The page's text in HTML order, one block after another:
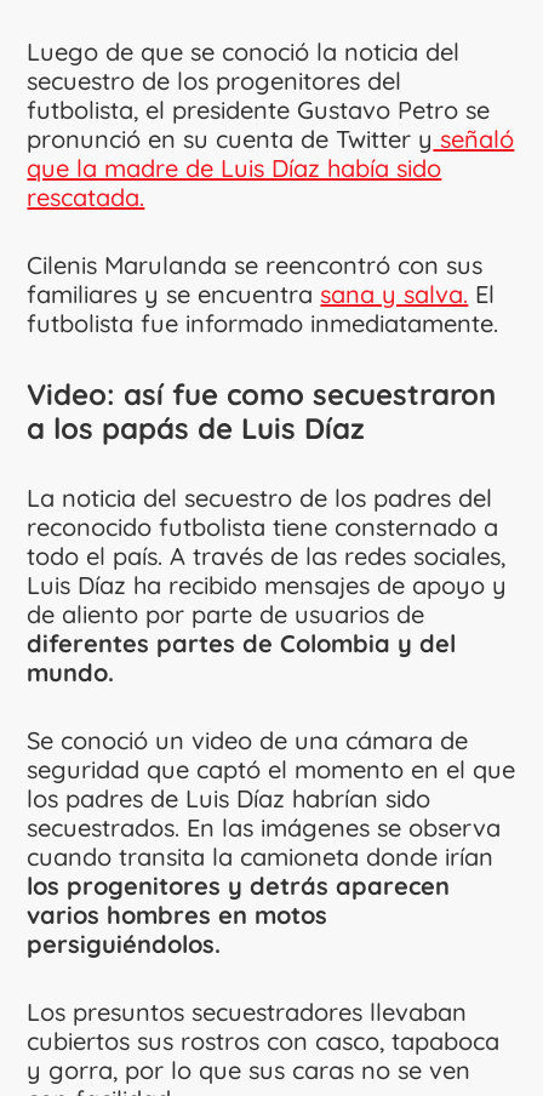
Luego de que se conoció la noticia del
secuestro de los progenitores del
futbolista, el presidente Gustavo Petro se
pronunció en su cuenta de Twitter y señaló
que la madre de Luis Díaz había sido
rescatada.
Cilenis Marulanda se reencontró con sus
familiares y se encuentrasana y salva. El
futbolista fue informado inmediatamente.
Video: así fue como secuestraron
a los papás de Luis Díaz
La noticia del secuestro de los padres del
reconocido futbolista tiene consternado a
todo el país. A través de las redes sociales,
Luis Díaz ha recibido mensajes de apoyo y
de aliento por parte de usuarios de
diferentes partes de Colombia y del
mundo.
Se conoció un video de una cámara de
seguridad que captó el momento en el que
los padres de Luis Díaz habrían sido
secuestrados. En las imágenes se observa
cuando transita la camioneta donde irían
los progenitores y detrás aparecen
varios hombres en motos
persiguiéndolos.
Los presuntos secuestradores llevaban
cubiertos sus rostros con casco, tapaboca
y gorra, por lo que sus caras no se ven